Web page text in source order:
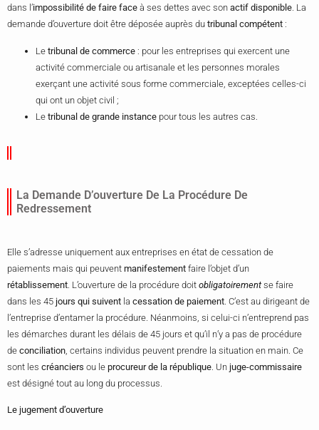
dans l’impossibilité de faire face à ses dettes avec son actif disponible. La
demande d’ouverture doit être déposée auprès du tribunal compétent :
Le tribunal de commerce : pour les entreprises qui exercent une
activité commerciale ou artisanale et les personnes morales
exerçant une activité sous forme commerciale, exceptées celles-ci
qui ont un objet civil ;
Le tribunal de grande instance pour tous les autres cas.
La Demande D’ouverture De La Procédure De
Redressement
Elle s’adresse uniquement aux entreprises en état de cessation de
paiements mais qui peuvent manifestement faire l’objet d’un
rétablissement . L’ouverture de la procédure doit obligatoirementse faire
dans les 45 jours qui suivent la cessation de paiement . C’est au dirigeant de
l’entreprise d’entamer la procédure. Néanmoins, si celui-ci n’entreprend pas
les démarches durant les délais de 45 jours et qu’il n’y a pas de procédure
de conciliation , certains individus peuvent prendre la situation en main. Ce
sont les créanciers ou le procureur de la république . Un juge-commissaire
est désigné tout au long du processus.
Le jugement d’ouverture